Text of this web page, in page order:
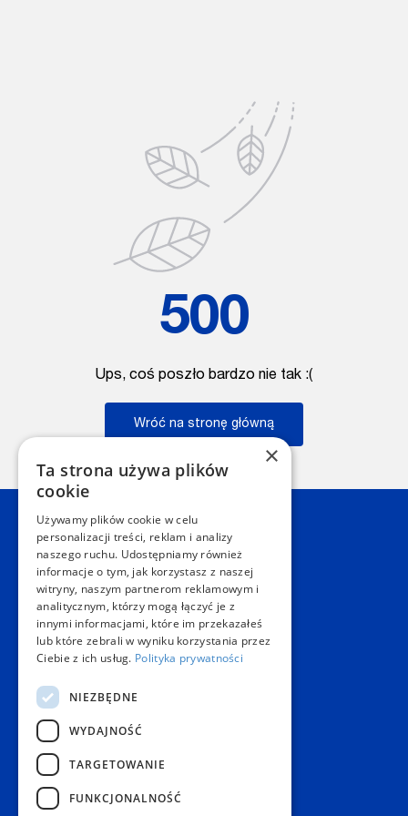
500
Ups, coś poszło bardzo nie tak :(
Wróć na stronę główną
Kontakt
Dział Obsługi Klienta Warszawa
Czynne: NON-STOP
Telefon:+48 22 628 62 52
E-mail: kontakt@copygeneral.pl
Punkty
Aleje Jerozolimskie 93
02-001 Warszawa
Czynne:
Pon. - Sob.: 08:00 - 20:00
Niedz.: nieczynne
Popularne produkty
×
Ta strona używa plików
cookie
Używamy plików cookie w celu
personalizacji treści, reklam i analizy
naszego ruchu. Udostępniamy również
informacje o tym, jak korzystasz z naszej
witryny, naszym partnerom reklamowym i
analitycznym, którzy mogą łączyć je z
innymi informacjami, które im przekazałeś
lub które zebrali w wyniku korzystania przez
Ciebie z ich usług. Polityka prywatności
NIEZBĘDNE
WYDAJNOŚĆ
TARGETOWANIE
FUNKCJONALNOŚĆ